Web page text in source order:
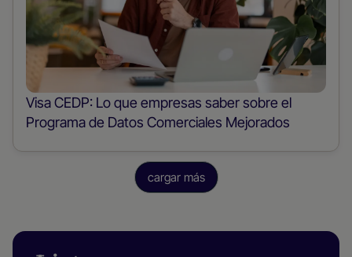
Visa CEDP: Lo que empresas saber sobre el
Programa de Datos Comerciales Mejorados
cargar más